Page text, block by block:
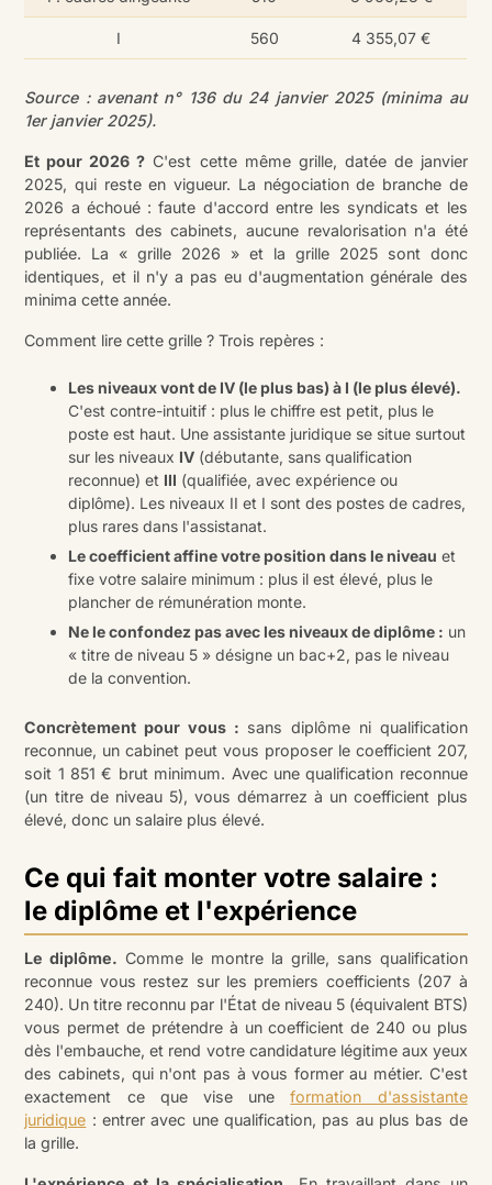
I 560 4 355,07 €
Source : avenant n° 136 du 24 janvier 2025 (minima au
1er janvier 2025).
Et pour 2026 ? C'est cette même grille, datée de janvier
2025, qui reste en vigueur. La négociation de branche de
2026 a échoué : faute d'accord entre les syndicats et les
représentants des cabinets, aucune revalorisation n'a été
publiée. La « grille 2026 » et la grille 2025 sont donc
identiques, et il n'y a pas eu d'augmentation générale des
minima cette année.
Comment lire cette grille ? Trois repères :
Les niveaux vont de IV (le plus bas) à I (le plus élevé).
C'est contre-intuitif : plus le chiffre est petit, plus le
poste est haut. Une assistante juridique se situe surtout
sur les niveaux IV (débutante, sans qualification
reconnue) et III (qualifiée, avec expérience ou
diplôme). Les niveaux II et I sont des postes de cadres,
plus rares dans l'assistanat.
Le coefficient affine votre position dans le niveau et
fixe votre salaire minimum : plus il est élevé, plus le
plancher de rémunération monte.
Ne le confondez pas avec les niveaux de diplôme : un
« titre de niveau 5 » désigne un bac+2, pas le niveau
de la convention.
Concrètement pour vous : sans diplôme ni qualification
reconnue, un cabinet peut vous proposer le coefficient 207,
soit 1 851 € brut minimum. Avec une qualification reconnue
(un titre de niveau 5), vous démarrez à un coefficient plus
élevé, donc un salaire plus élevé.
Ce qui fait monter votre salaire :
le diplôme et l'expérience
Le diplôme. Comme le montre la grille, sans qualification
reconnue vous restez sur les premiers coefficients (207 à
240). Un titre reconnu par l'État de niveau 5 (équivalent BTS)
vous permet de prétendre à un coefficient de 240 ou plus
dès l'embauche, et rend votre candidature légitime aux yeux
des cabinets, qui n'ont pas à vous former au métier. C'est
exactement ce que vise uneformation d'assistante
juridique : entrer avec une qualification, pas au plus bas de
la grille.